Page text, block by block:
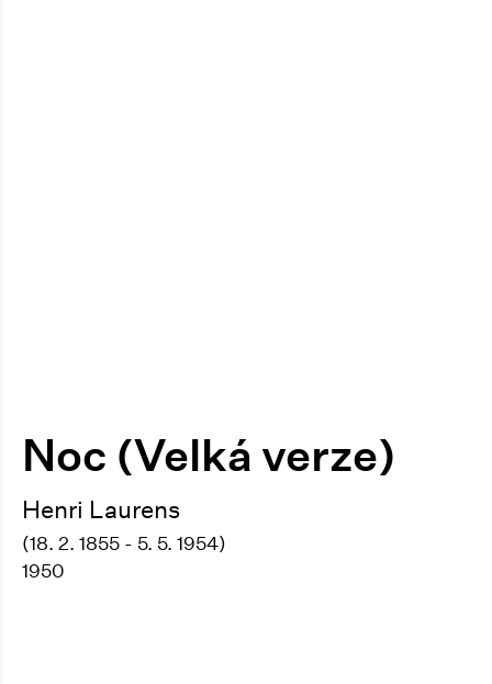
Noc (Velká verze)
Henri Laurens
(18. 2. 1855 - 5. 5. 1954)
1950